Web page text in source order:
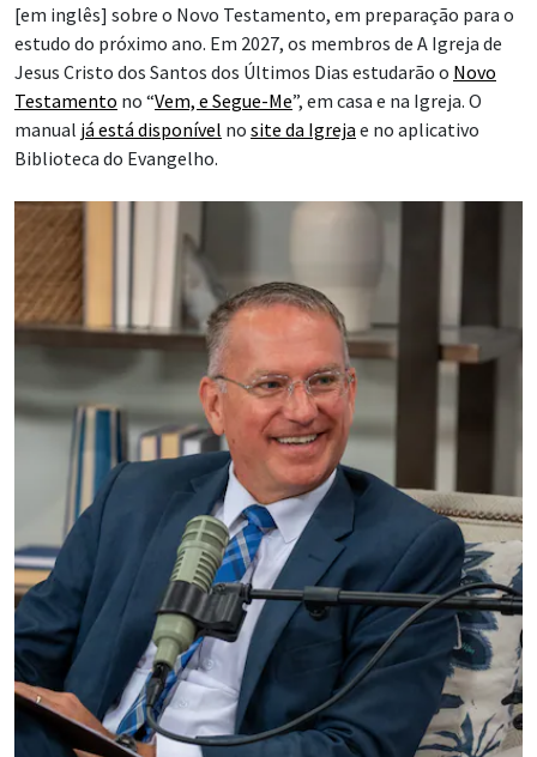
[em inglês] sobre o Novo Testamento, em preparação para o
estudo do próximo ano. Em 2027, os membros de A Igreja de
Jesus Cristo dos Santos dos Últimos Dias estudarão o Novo
Testamento no “Vem, e Segue-Me”, em casa e na Igreja. O
manual já está disponível no site da Igreja e no aplicativo
Biblioteca do Evangelho.